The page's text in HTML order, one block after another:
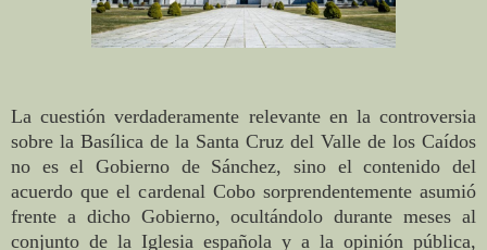
La cuestión verdaderamente relevante en la controversia
sobre la Basílica de la Santa Cruz del Valle de los Caídos
no es el Gobierno de Sánchez, sino el contenido del
acuerdo que el cardenal Cobo sorprendentemente asumió
frente a dicho Gobierno, ocultándolo durante meses al
conjunto de la Iglesia española y a la opinión pública,